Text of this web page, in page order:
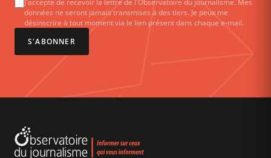
J'accepte de recevoir la lettre de l'Observatoire du journalisme. Mes
données ne seront jamais transmises à des tiers. Je peux me
désinscrire à tout moment via le lien présent dans chaque e-mail.
S'ABONNER